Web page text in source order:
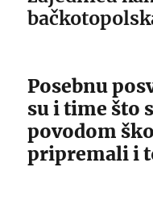
Posebnu
su i time što
povodom
pripremali i